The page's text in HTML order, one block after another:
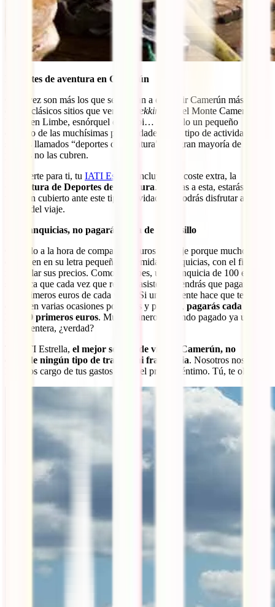
Deportes de aventura en Camerún
Cada vez son más los que se animan a exprimir Camerún más allá
de sus clásicos sitios que ver. Un
trekking
por el Monte Camerún,
buceo en Limbe, esnórquel en Kribi… Son solo un pequeño
ejemplo de las muchísimas posibilidades. Este tipo de actividades
son los llamados “deportes de aventura” y la gran mayoría de
pólizas no las cubren.
Por suerte para ti, tu IATI Estrella
incluye, sin coste extra, la
Cobertura de Deportes de Aventura. Gracias a esta, estarás
también cubierto ante este tipo actividades y podrás disfrutar al
100% del viaje.
Sin franquicias, no pagarás nada de tu bolsillo
Cuidado a la hora de comparar seguros de viaje porque muchos
esconden en su letra pequeña las temidas franquicias, con el fin de
maquillar sus precios. Como ya sabes, una franquicia de 100 euros
significa que cada vez que recibas asistencia tendrás que pagar los
100 primeros euros de cada visita. Si un accidente hace que tengas
que ir en varias ocasiones por curas y pruebas, pagarás cada vez
los 100 primeros euros. Mucho dinero habiendo pagado ya una
póliza entera, ¿verdad?
Tu IATI Estrella, el mejor seguro de viaje a Camerún, no
esconde ningún tipo de trampa ni franquicia. Nosotros nos
haremos cargo de tus gastos desde el primer céntimo. Tú, te olvidas.